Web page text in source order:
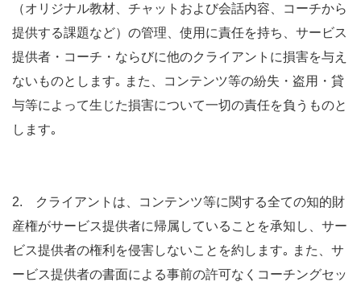
（オリジナル教材、チャットおよび会話内容、コーチから
提供する課題など）の管理、使用に責任を持ち、サービス
提供者・コーチ・ならびに他のクライアントに損害を与え
ないものとします｡ また、コンテンツ等の紛失・盗用・貸
与等によって生じた損害について一切の責任を負うものと
します｡
2. クライアントは、コンテンツ等に関する全ての知的財
産権がサービス提供者に帰属していることを承知し、サー
ビス提供者の権利を侵害しないことを約します｡ また、サ
ービス提供者の書面による事前の許可なくコーチングセッ